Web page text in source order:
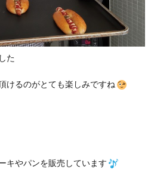
た
けるのがとても楽しみですね
キやパンを販売しています